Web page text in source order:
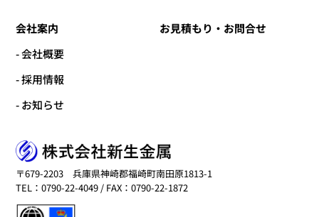
会社案内
- 会社概要
- 採用情報
- お知らせ
お見積もり・お問合せ
〒679-2203 兵庫県神崎郡福崎町南田原1813-1
TEL：0790-22-4049 / FAX：0790-22-1872